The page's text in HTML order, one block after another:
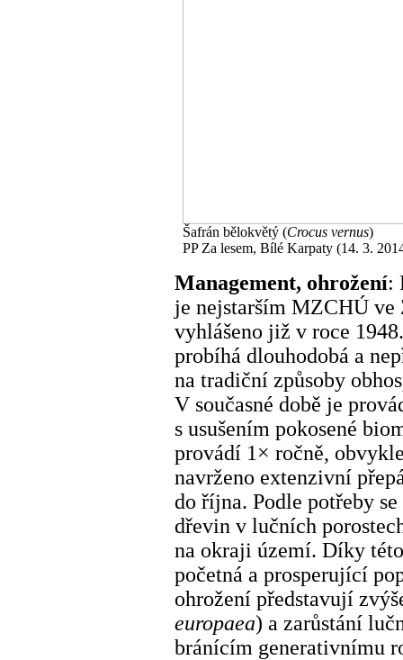
Šafrán bělokvětý (Crocus vernus)
PP Za lesem, Bílé Karpaty (14. 3.
Management, ohrožení:
je nejstarším MZCHÚ
vyhlášeno již v roce
probíhá dlouhodobá a
na tradiční způsoby
V současné době je
s usušením pokosené
provádí 1× ročně,
navrženo extenzivní
do října. Podle potřeby
dřevin v lučních
na okraji území. Díky
početná a prosperující
ohrožení představují
europaea) a zarůstání
bránícím generativnímu